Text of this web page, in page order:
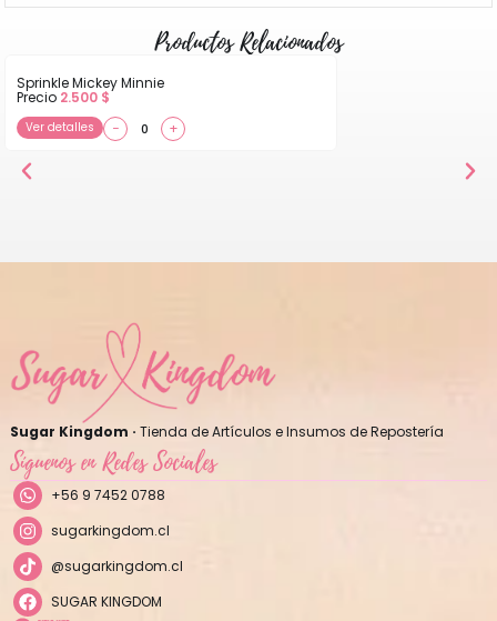
Productos Relacionados
Sprinkle Mickey Minnie
Precio 2.500 $
Ver detalles − +
Sugar Kingdom · Tienda de Artículos e Insumos de Repostería
Síguenos en Redes Sociales
+56 9 7452 0788
sugarkingdom.cl
@sugarkingdom.cl
SUGAR KINGDOM